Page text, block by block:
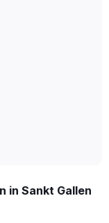
in Sankt Gallen